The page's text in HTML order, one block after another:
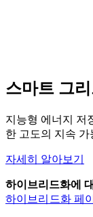
스마트 그
지능형 에너지 저
한 고도의 지속
자세히 알아보기
하이브리드화에
하이브리드화 페